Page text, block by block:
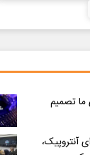
ما تصمیم
آنتروپیک،